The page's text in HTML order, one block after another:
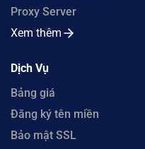
Proxy Server
Xem thêm
Dịch Vụ
Bảng giá
Đăng ký tên miền
Bảo mật SSL